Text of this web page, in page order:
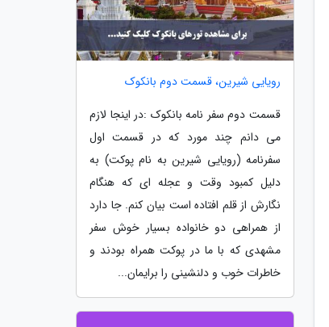
رویایی شیرین، قسمت دوم بانکوک
قسمت دوم سفر نامه بانکوک :در اینجا لازم
می دانم چند مورد که در قسمت اول
سفرنامه (رویایی شیرین به نام پوکت) به
دلیل کمبود وقت و عجله ای که هنگام
نگارش از قلم افتاده است بیان کنم. جا دارد
از همراهی دو خانواده بسیار خوش سفر
مشهدی که با ما در پوکت همراه بودند و
خاطرات خوب و دلنشینی را برایمان...